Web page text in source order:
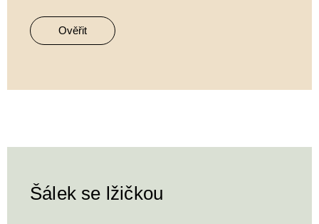
Ověřit
Šálek se lžičkou